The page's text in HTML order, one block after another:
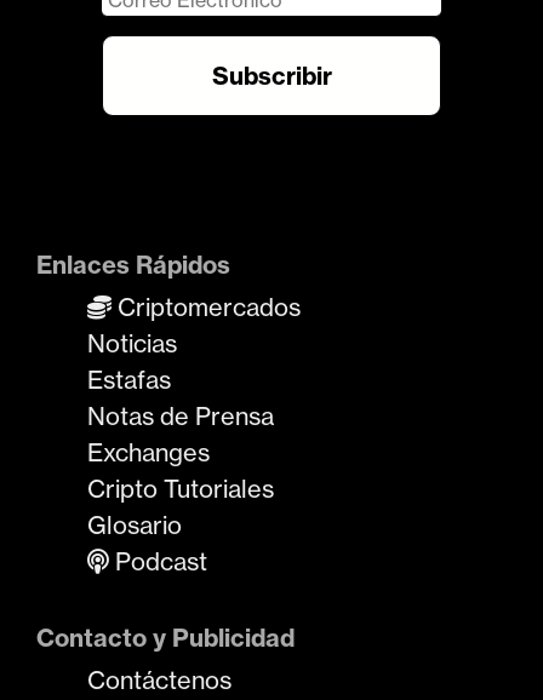
Enlaces Rápidos
Criptomercados
Noticias
Estafas
Notas de Prensa
Exchanges
Cripto Tutoriales
Glosario
Podcast
Contacto y Publicidad
Contáctenos